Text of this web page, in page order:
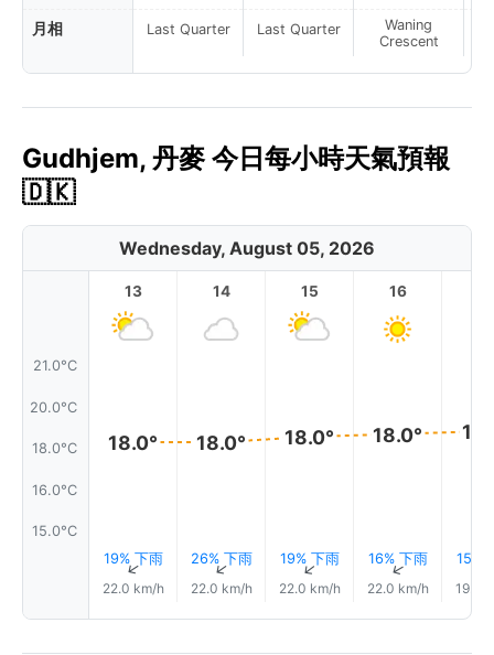
月相 Last Quarter Last Quarter
Waning
Crescent
Gudhjem, 丹麥 今日每小時天氣預報
🇩🇰
Wednesday, August 05, 2026
21.0°C
20.0°C
18.0°C
16.0°C
15.0°C
13
18.0°
19% 下雨
↑
22.0 km/h
14
18.0°
26% 下雨
↑
22.0 km/h
15
18.0°
19% 下雨
↑
22.0 km/h
16
18.0°
16% 下雨
↑
22.0 km/h
15%
19.0